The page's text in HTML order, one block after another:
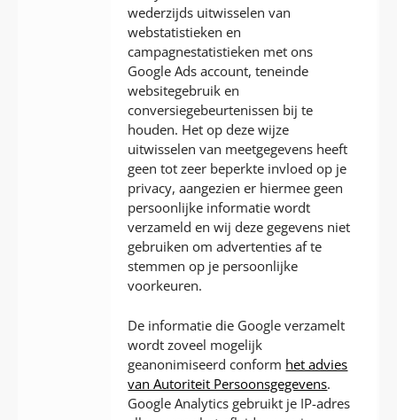
wederzijds uitwisselen van
webstatistieken en
campagnestatistieken met ons
Google Ads account, teneinde
websitegebruik en
conversiegebeurtenissen bij te
houden. Het op deze wijze
uitwisselen van meetgegevens heeft
geen tot zeer beperkte invloed op je
privacy, aangezien er hiermee geen
persoonlijke informatie wordt
verzameld en wij deze gegevens niet
gebruiken om advertenties af te
stemmen op je persoonlijke
voorkeuren.
De informatie die Google verzamelt
wordt zoveel mogelijk
geanonimiseerd conform het advies
van Autoriteit Persoonsgegevens.
Google Analytics gebruikt je IP-adres